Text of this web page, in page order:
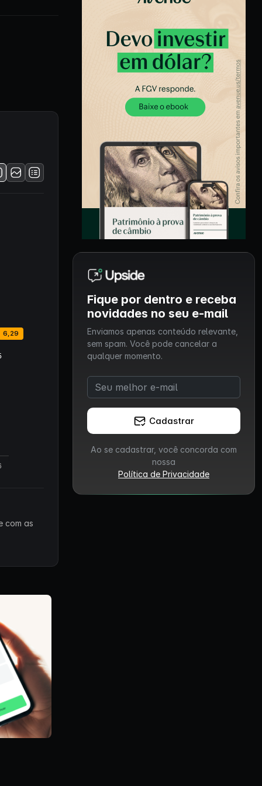
com as
Fique por dentro e receba
novidades no seu e-mail
Enviamos apenas conteúdo relevante,
sem spam. Você pode cancelar a
qualquer momento.
Cadastrar
Ao se cadastrar, você concorda com
nossa
Política de Privacidade